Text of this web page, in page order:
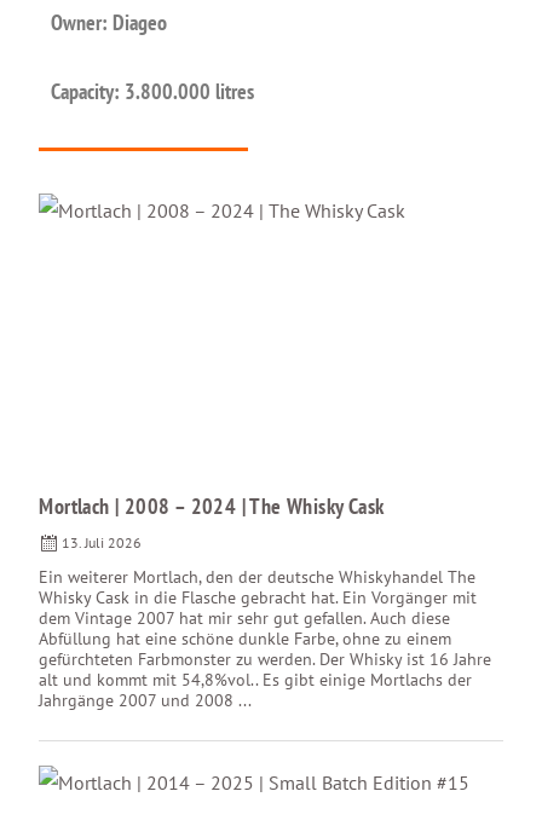
Owner: Diageo
Capacity: 3.800.000 litres
Mortlach | 2008 – 2024 | The Whisky Cask
13. Juli 2026
Ein weiterer Mortlach, den der deutsche Whiskyhandel The
Whisky Cask in die Flasche gebracht hat. Ein Vorgänger mit
dem Vintage 2007 hat mir sehr gut gefallen. Auch diese
Abfüllung hat eine schöne dunkle Farbe, ohne zu einem
gefürchteten Farbmonster zu werden. Der Whisky ist 16 Jahre
alt und kommt mit 54,8%vol.. Es gibt einige Mortlachs der
Jahrgänge 2007 und 2008 ...